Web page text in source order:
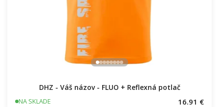
DHZ - Váš názov - FLUO + Reflexná potlač
NA SKLADE 16.91 €